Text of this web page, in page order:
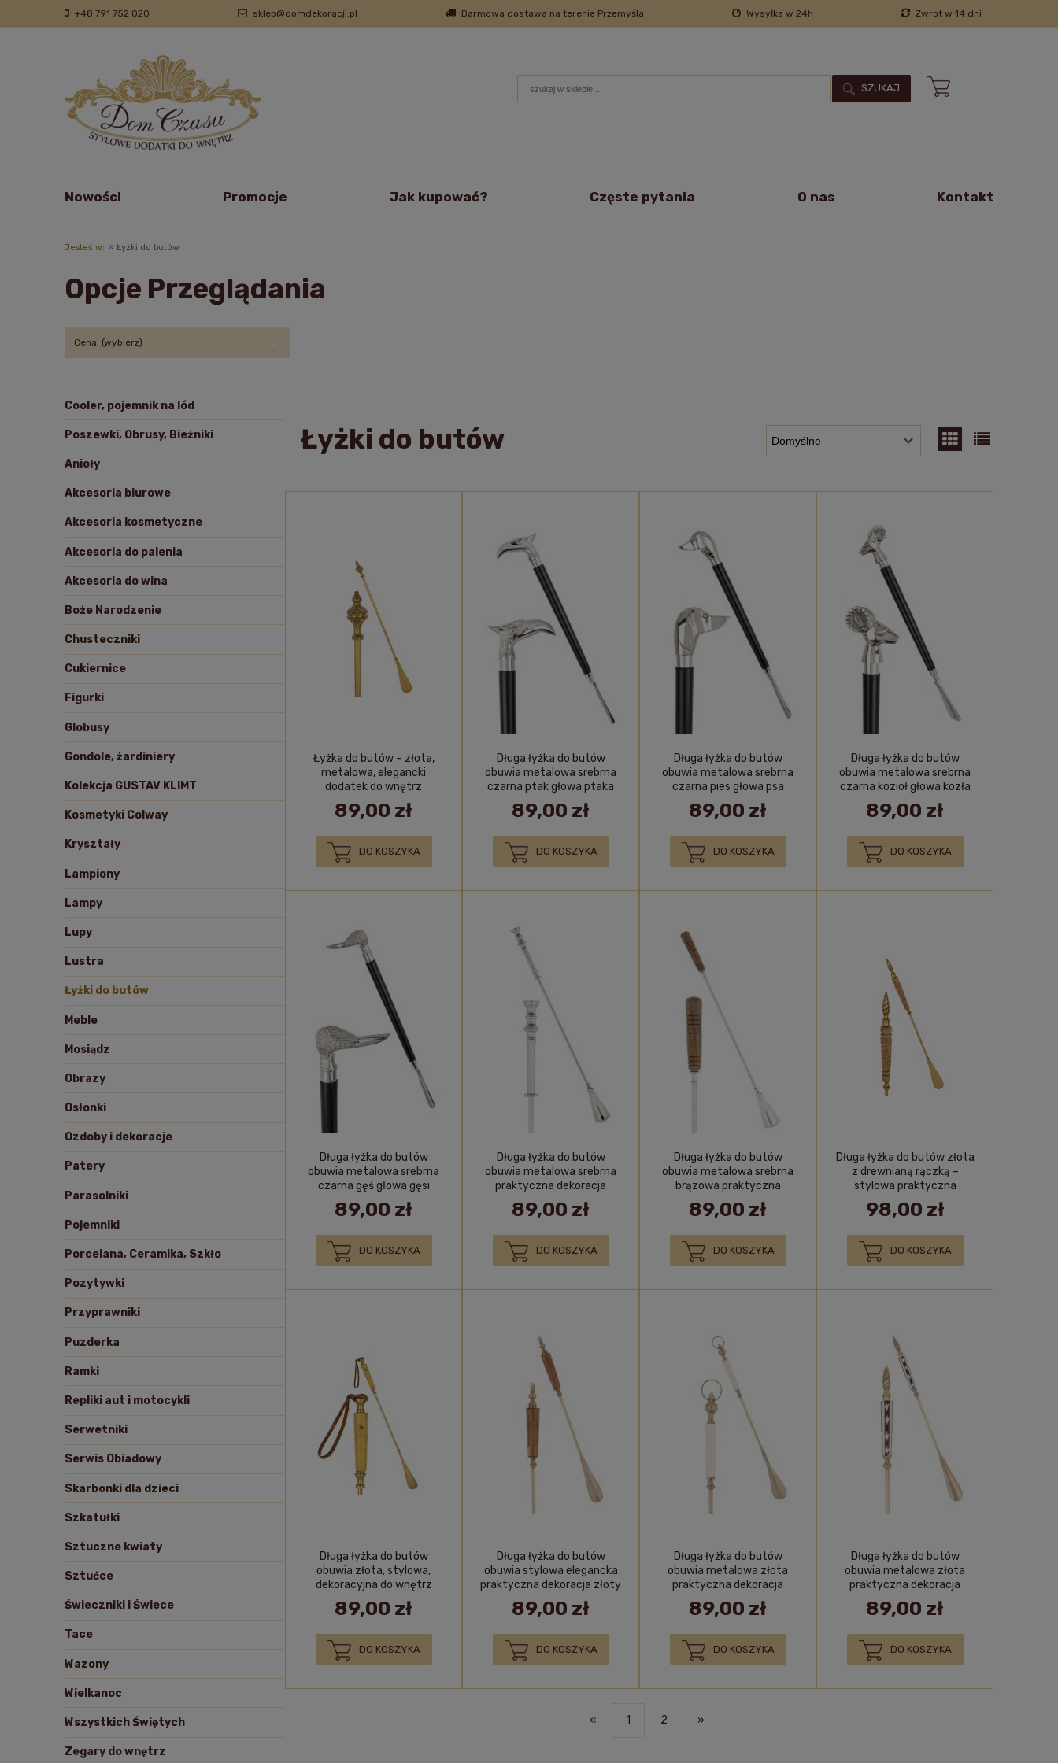
+48 791 752 020 sklep@domdekoracji.pl Darmowa dostawa na terenie Przemyśla Wysyłka w 24h Zwrot w 14 dni
SZUKAJ
Nowości Promocje Jak kupować? Częste pytania O nas Kontakt
Jesteś w: » Łyżki do butów
Opcje Przeglądania
Cena: (wybierz)
Cooler, pojemnik na lód
Poszewki, Obrusy, Bieżniki
Anioły
Akcesoria biurowe
Akcesoria kosmetyczne
Akcesoria do palenia
Akcesoria do wina
Boże Narodzenie
Chusteczniki
Cukiernice
Figurki
Globusy
Gondole, żardiniery
Kolekcja GUSTAV KLIMT
Kosmetyki Colway
Kryształy
Lampiony
Lampy
Lupy
Lustra
Łyżki do butów
Meble
Mosiądz
Obrazy
Osłonki
Ozdoby i dekoracje
Patery
Parasolniki
Pojemniki
Porcelana, Ceramika, Szkło
Pozytywki
Przyprawniki
Puzderka
Ramki
Repliki aut i motocykli
Serwetniki
Serwis Obiadowy
Skarbonki dla dzieci
Szkatułki
Sztuczne kwiaty
Sztućce
Świeczniki i Świece
Tace
Wazony
Wielkanoc
Wszystkich Świętych
Zegary do wnętrz
Łyżki do butów
Łyżka do butów – złota,
metalowa, elegancki
dodatek do wnętrz
89,00 zł
DO KOSZYKA
Długa łyżka do butów
obuwia metalowa srebrna
czarna ptak głowa ptaka
89,00 zł
DO KOSZYKA
Długa łyżka do butów
obuwia metalowa srebrna
czarna pies głowa psa
89,00 zł
DO KOSZYKA
Długa łyżka do butów
obuwia metalowa srebrna
czarna kozioł głowa kozła
89,00 zł
DO KOSZYKA
Długa łyżka do butów
obuwia metalowa srebrna
czarna gęś głowa gęsi
ozdoba
89,00 zł
DO KOSZYKA
Długa łyżka do butów
obuwia metalowa srebrna
praktyczna dekoracja
89,00 zł
DO KOSZYKA
Długa łyżka do butów
obuwia metalowa srebrna
brązowa praktyczna
dekoracja
89,00 zł
DO KOSZYKA
Długa łyżka do butów złota
z drewnianą rączką –
stylowa praktyczna
metalowa
98,00 zł
DO KOSZYKA
Długa łyżka do butów
obuwia złota, stylowa,
dekoracyjna do wnętrz
89,00 zł
DO KOSZYKA
Długa łyżka do butów
obuwia stylowa elegancka
praktyczna dekoracja złoty
89,00 zł
DO KOSZYKA
Długa łyżka do butów
obuwia metalowa złota
praktyczna dekoracja
89,00 zł
DO KOSZYKA
Długa łyżka do butów
obuwia metalowa złota
praktyczna dekoracja
89,00 zł
DO KOSZYKA
« 1 2 »